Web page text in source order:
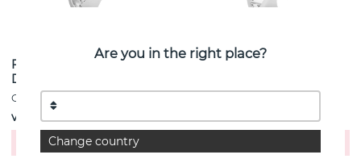
FUSION CENTRE Ring
Diamant (Witgoud)
Georg Jensen
vanaf€ 1990
Koop!
FUSION END Ring
vanaf€ 1990
Are you in the right place?
Change country